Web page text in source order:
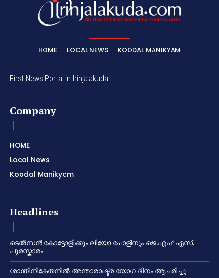
HOME LOCAL NEWS KOODAL MANIKYAM
First News Portal in Irinjalakuda.
Company
HOME
Local News
Koodal Manikyam
Headlines
ടെൽസൻ കോട്ടോളിക്കും ലിയോ പോളിനും ജെ.എഫ്.എസ്.
പുരസ്കാരം
ശാന്തിനികേതനിൽ അന്താരാഷ്ട്ര യോഗ ദിനം ആചരിച്ചു